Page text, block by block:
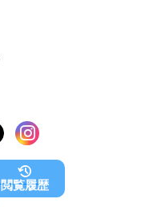
閲覧履歴